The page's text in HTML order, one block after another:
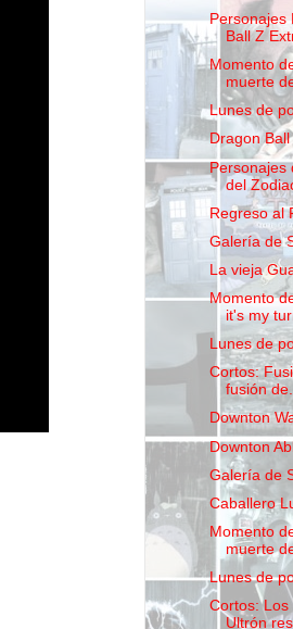
Personajes
Ball Z
Momento
muerte
Lunes de
Dragon
Personajes
del
Regreso al
Galería de
La vieja
Momento
it's my
Lunes de
Cortos:
fusión
Downton
Downton
Galería de
Caballero
Momento
muerte
Lunes de
Cortos: Los
Ultrón